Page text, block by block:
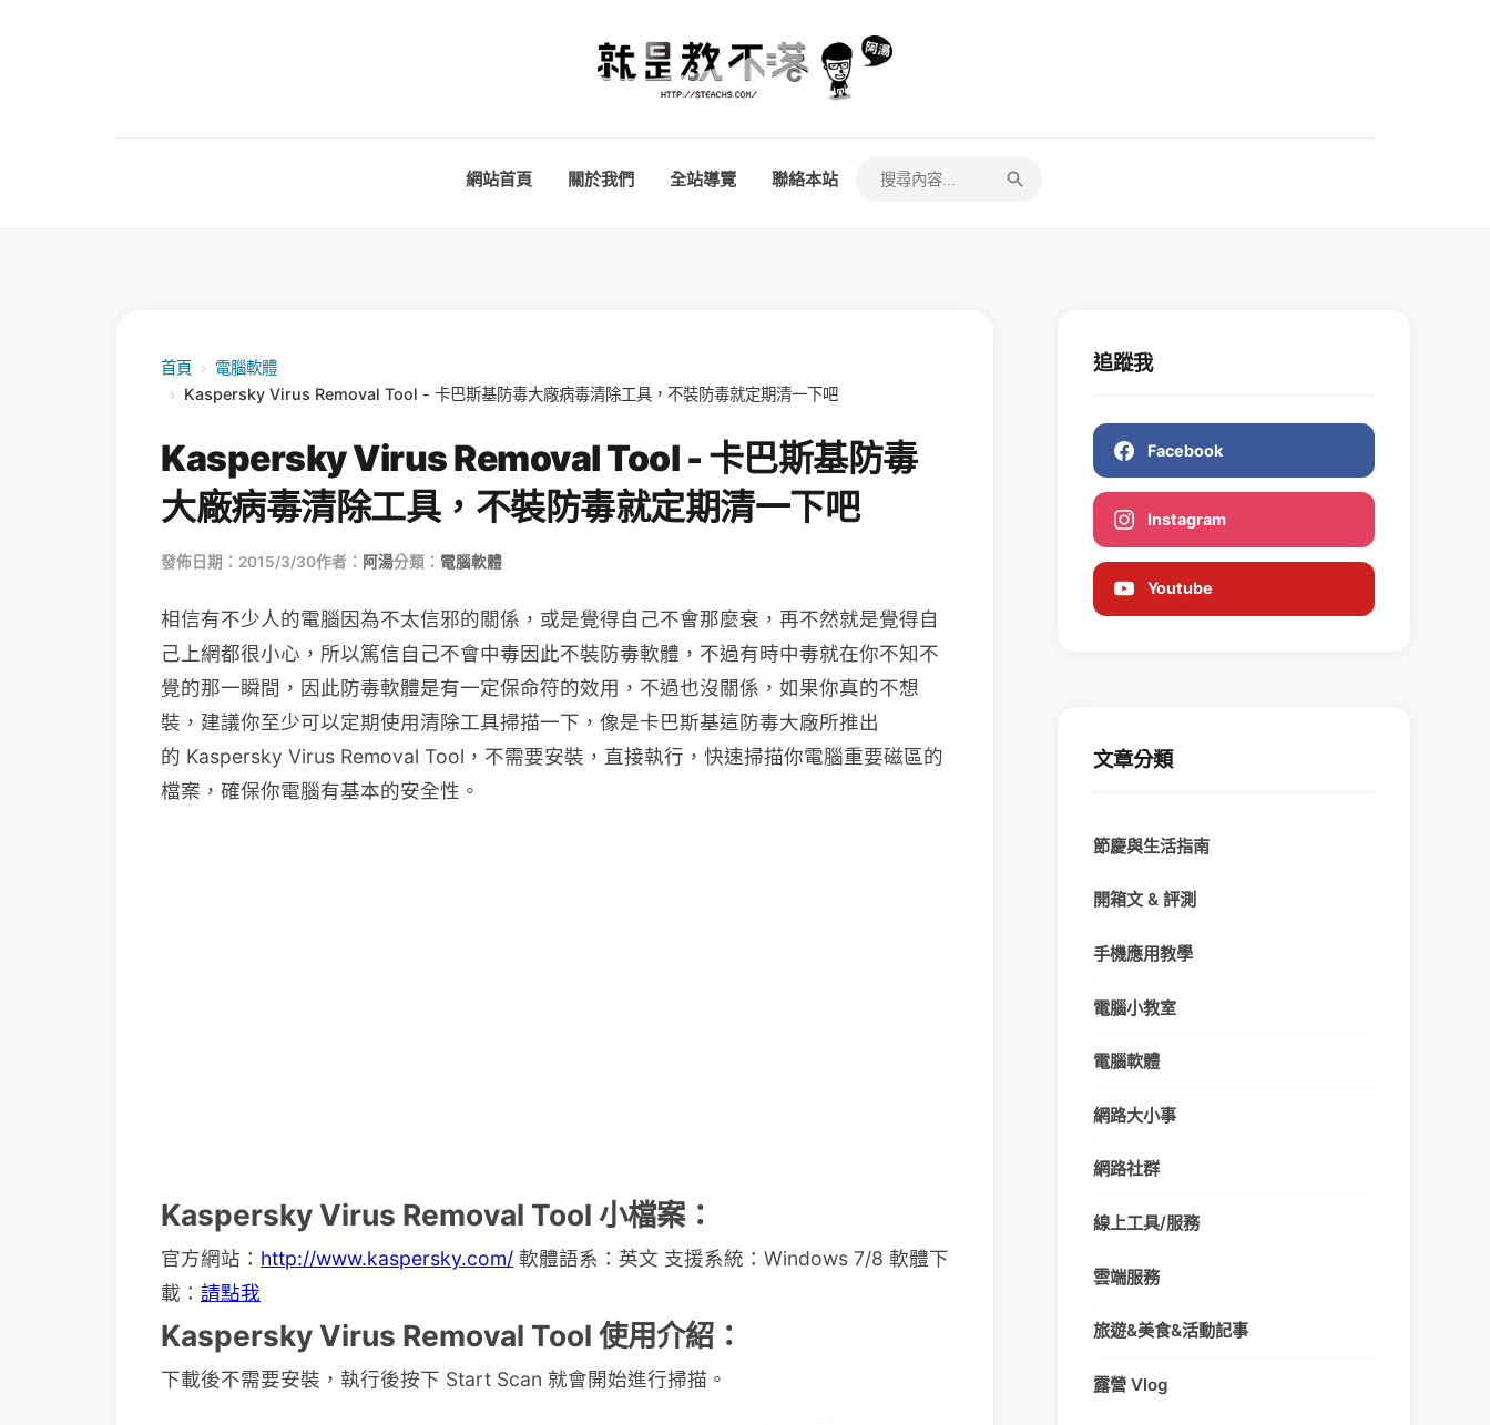
網站首頁 關於我們 全站導覽 聯絡本站
首頁 › 電腦軟體
› Kaspersky Virus Removal Tool - 卡巴斯基防毒大廠病毒清除工具，不裝防毒就定期清一下吧
Kaspersky Virus Removal Tool - 卡巴斯基防毒
大廠病毒清除工具，不裝防毒就定期清一下吧
發佈日期：2015/3/30作者： 阿湯分類： 電腦軟體
相信有不少人的電腦因為不太信邪的關係，或是覺得自己不會那麼衰，再不然就是覺得自
己上網都很小心，所以篤信自己不會中毒因此不裝防毒軟體，不過有時中毒就在你不知不
覺的那一瞬間，因此防毒軟體是有一定保命符的效用，不過也沒關係，如果你真的不想
裝，建議你至少可以定期使用清除工具掃描一下，像是卡巴斯基這防毒大廠所推出
的 Kaspersky Virus Removal Tool，不需要安裝，直接執行，快速掃描你電腦重要磁區的
檔案，確保你電腦有基本的安全性。
Kaspersky Virus Removal Tool 小檔案：
官方網站： http://www.kaspersky.com/ 軟體語系：英文 支援系統：Windows 7/8 軟體下
載： 請點我
Kaspersky Virus Removal Tool 使用介紹：
下載後不需要安裝，執行後按下 Start Scan 就會開始進行掃描。
追蹤我
Facebook
Instagram
Youtube
文章分類
節慶與生活指南
開箱文 & 評測
手機應用教學
電腦小教室
電腦軟體
網路大小事
網路社群
線上工具/服務
雲端服務
旅遊&美食&活動記事
露營 Vlog